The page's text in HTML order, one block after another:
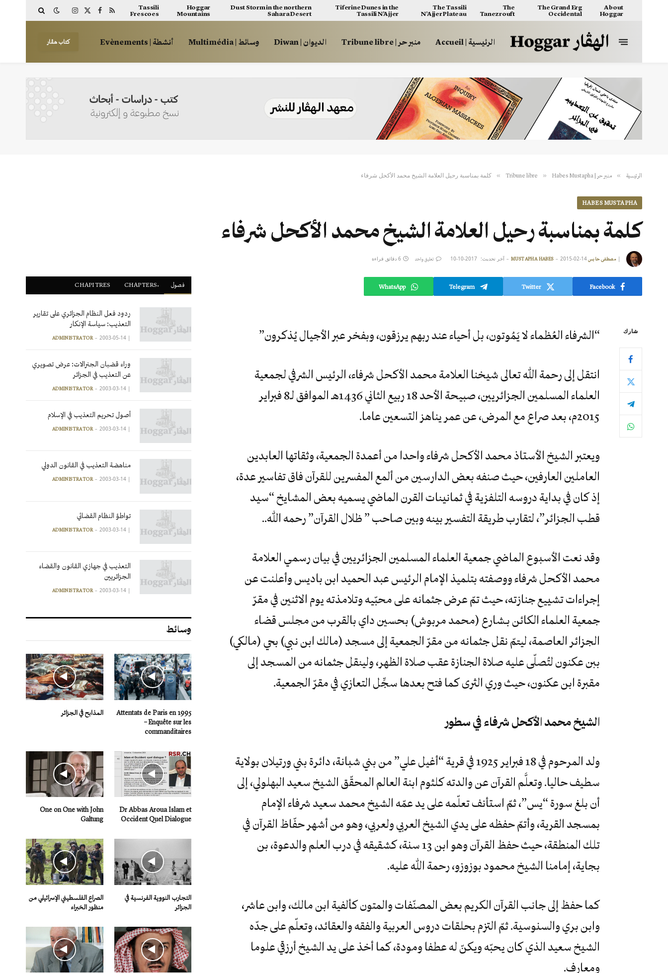
About
Hoggar
The Grand Erg
Occidental
The
Tanezrouft
The Tassili
N’Ajjer Plateau
Tiferine Dunes in the
Tassili N’Ajjer
Dust Storm in the northern
Sahara Desert
Hoggar
Mountains
Tassili
Frescoes
RSS
Facebook
X
Instagram
الرئيسية | Accueil منبر حر | Tribune libre الديوان | Diwan وسائط | Multimédia أنشطة | Evènements كتاب هڤار
الرئيسية » منبر حر | Tribune libre » Habes Mustapha
» كلمة بمناسبة رحيل العلامة الشيخ محمد الأكحل شرفاء
HABES MUSTAPHA
كلمة بمناسبة رحيل العلامة الشيخ محمد الأكحل شرفاء
| مصطفى حابس MUSTAPHA HABES2015-02-14 آخر تحديث: 2017-10-10 تعليق واحد 6 دقائق قراءة
Facebook
Twitter
Telegram
WhatsApp
شارك “الشرفاء العُظماء لا يَمُوتون، بل أحياء عند ربهم يرزقون، وبفخر عبر الأجيال يُذكرون”
انتقل إلى رحمة الله تعالى شيخنا العلامة محمد الأكحل شرفاء، الرئيس الشرفي لجمعية
العلماء المسلمين الجزائريين، صبيحة الأحد 18 ربيع الثاني 1436هـ الموافق لـ8 فبراير
2015م، بعد صراع مع المرض، عن عمر يناهز التسعين عاما.
ويعتبر الشيخ الأستاذ محمد الأكحل شرفاء واحدا من أعمدة الجمعية، وثقاتها العابدين
العاملين العارفين، حيث صنفه بعض الدارسين من ألمع المفسرين للقرآن فاق تفاسير عدة،
إذ كان في بداية دروسه التلفزية في ثمانينات القرن الماضي يسميه بعض المشايخ “سيد
قطب الجزائر”، لتقارب طريقة التفسير بينه وبين صاحب ” ظلال القرآن” رحمه الله..
وقد نعت الأسبوع الماضي جمعية العلماء المسلمين الجزائريين في بيان رسمي العلامة
محمد الأكحل شرفاء ووصفته بتلميذ الإمام الرئيس عبد الحميد ابن باديس وأعلنت عن
إجراءات تشييع جنازته، حيث تمّ عرض جثمانه على محبّيه وتلامذته يوم الاثنين في مقرّ
جمعية العلماء الكائن بـشارع (محمد مربوش) بحسين داي بالقرب من مجلس قضاء
الجزائر العاصمة، ليتمّ نقل جثمانه من مقرّ الجمعية إلى مسجد (مالك ابن نبي) بحي (مالكي)
ببن عكنون لتُصلّى عليه صلاة الجنازة عقب صلاة الظهر، ولينقل جثمانه من المسجد إلى
مقبرة ابن عكنون، حيث وري الثرى كما فتح بعدها سجِّل التعازي في مقرّ الجمعية.
الشيخ محمد الأكحل شرفاء في سطور
ولد المرحوم في 18 فبراير 1925 في قرية “أغيل علي” من بني شبانة، دائرة بني ورتيلان بولاية
سطيف حاليا. وتعلَّم القرآن عن والدته كلثوم ابنة العالم المحقّق الشيخ سعيد البهلولي، إلى
أن بلغ سورة “يس”، ثمّ استأنف تعلّمه على يد عمّه الشيخ محمد سعيد شرفاء الإمام
بمسجد القرية، وأتمّ حفظه على يدي الشيخ العربي ولعربي، وهو من أشهر حفّاظ القرآن في
تلك المنطقة، حيث حفظ القرآن وهو ابن 13 سنة، كشقيقه في درب العلم والدعوة، بن
بجاية، إمامنا الشيخ محمود بوزوزو، رحمة الله عليه.
كما حفظ إلى جانب القرآن الكريم بعض المصنّفات والمتون كألفية ابن مالك، وابن عاشر،
وابن بري والسنوسية. ثمّ التزم بحلقات دروس العربية والفقه والعقائد، وتعلّم على جدّه
الشيخ سعيد الذي كان يحبّه ويكنّ له عطفا ومودة، كما أخذ على يد الشيخ أرزقي علوما
ومعارف.
فصول CHAPITRES
ردود فعل النظام الجزائري على تقارير
التعذيب: سياسة الإنكار
|
ADMINISTRATOR 2003-05-14
وراء قضبان الجنرالات: عرض تصويري
عن التعذيب في الجزائر
|
ADMINISTRATOR 2003-03-14
أصول تحريم التعذيب في الإسلام
|
ADMINISTRATOR 2003-03-14
مناهضة التعذيب في القانون الدولي
|
ADMINISTRATOR 2003-03-14
تواطؤ النظام القضائي
|
ADMINISTRATOR 2003-03-14
التعذيب في جهازي القانون والقضاء
الجزائريين
|
ADMINISTRATOR 2003-03-14
وسائط
Attentats de Paris en 1995
– Enquête sur les
commanditaires
المذابح في الجزائر
Dr Abbas Aroua Islam et
Occident Quel Dialogue
One on One with John
Galtung
التجارب النووية الفرنسية في
الجزائر
الصراع الفلسطيني الإسرائيلي من
منظور الخبراء